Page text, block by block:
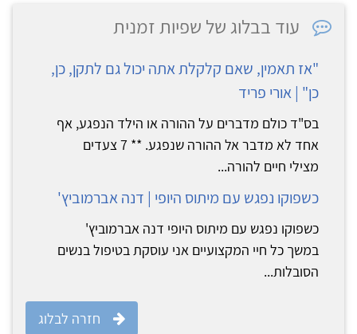
עוד בבלוג של שפיות זמנית
"אז תאמין, שאם קלקלת אתה יכול גם לתקן, כן,
כן" | אורי פריד
בס"ד כולם מדברים על ההורה או הילד הנפגע, אף
אחד לא מדבר אל ההורה שנפגע. ** 7 צעדים
מצילי חיים להורה...
כשפוקו נפגש עם מיתוס היופי | דנה אברמוביץ'
כשפוקו נפגש עם מיתוס היופי דנה אברמוביץ'
במשך כל חיי המקצועיים אני עוסקת בטיפול בנשים
הסובלות...
חזרה לבלוג